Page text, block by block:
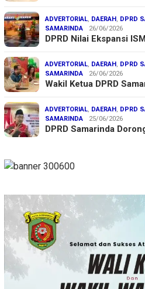
ADVERTORIAL, DAERAH , DPRD
SAMARINDA
26/06/2026
DPRD Nilai Ekspansi
ADVERTORIAL, DAERAH , DPRD
SAMARINDA
26/06/2026
Wakil Ketua DPRD
ADVERTORIAL, DAERAH , DPRD
SAMARINDA
25/06/2026
DPRD Samarinda